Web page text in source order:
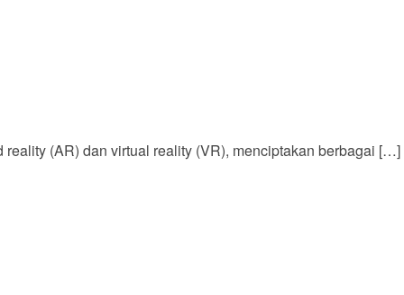
(AR) dan virtual reality (VR), menciptakan berbagai […]